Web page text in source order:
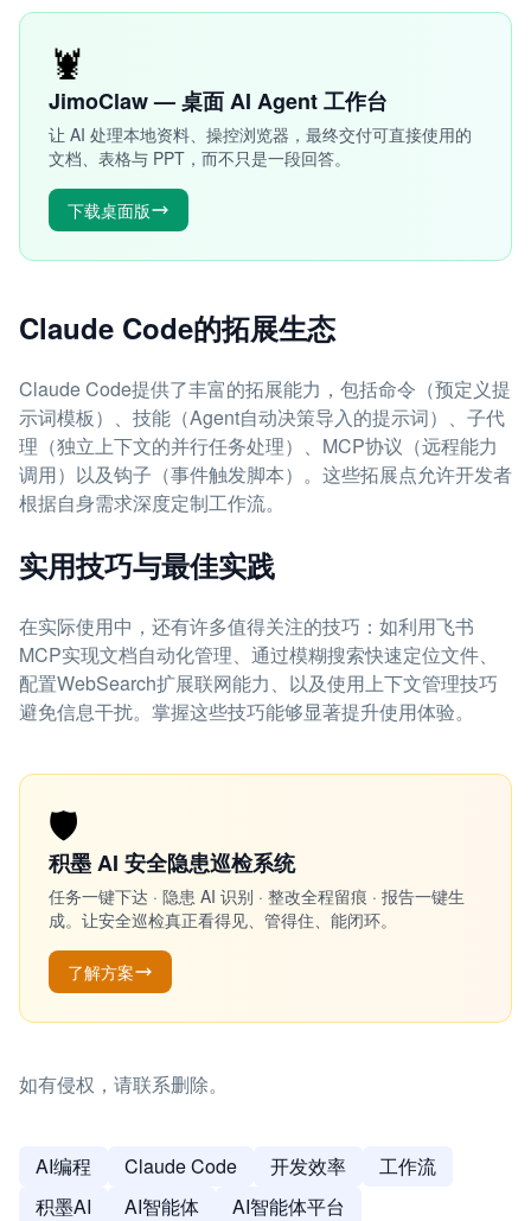
🦞
JimoClaw — 桌面 AI Agent 工作台
让 AI 处理本地资料、操控浏览器，最终交付可直接使用的
文档、表格与 PPT，而不只是一段回答。
下载桌面版
Claude Code的拓展生态
Claude Code提供了丰富的拓展能力，包括命令（预定义提
示词模板）、技能（Agent自动决策导入的提示词）、子代
理（独立上下文的并行任务处理）、MCP协议（远程能力
调用）以及钩子（事件触发脚本）。这些拓展点允许开发者
根据自身需求深度定制工作流。
实用技巧与最佳实践
在实际使用中，还有许多值得关注的技巧：如利用飞书
MCP实现文档自动化管理、通过模糊搜索快速定位文件、
配置WebSearch扩展联网能力、以及使用上下文管理技巧
避免信息干扰。掌握这些技巧能够显著提升使用体验。
🛡️
积墨 AI 安全隐患巡检系统
任务一键下达 · 隐患 AI 识别 · 整改全程留痕 · 报告一键生
成。让安全巡检真正看得见、管得住、能闭环。
了解方案
如有侵权，请联系删除。
AI编程 Claude Code 开发效率
工作流
积墨AI
AI智能体
AI智能体平台